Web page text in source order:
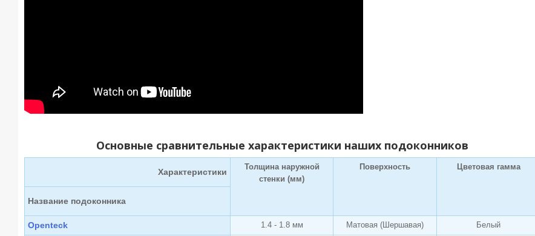
Основные сравнительные характеристики наших подоконников
Характеристики
Толщина наружной
стенки (мм)
Поверхность Цветовая гамма
Название подоконника
Openteck 1.4 - 1.8 мм Матовая (Шершавая) Белый